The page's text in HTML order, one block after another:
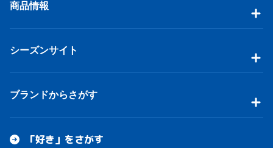
商品情報
シーズンサイト
ブランドからさがす
「好き」をさがす